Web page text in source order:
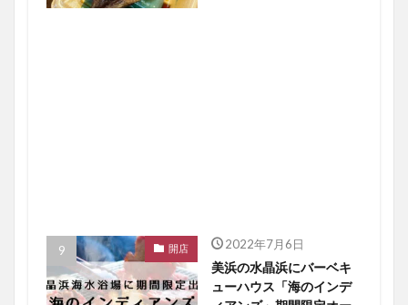
開店 2022年7月6日
美浜の水晶浜にバーベキ
ューハウス「海のインデ